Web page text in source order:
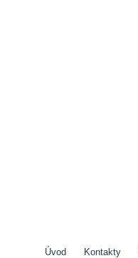
Úvod Kontakty